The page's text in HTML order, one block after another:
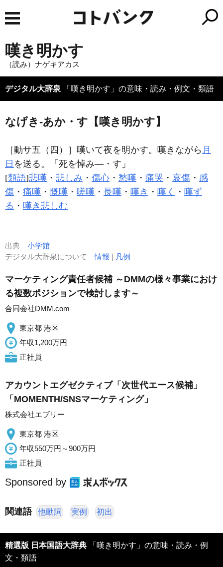
嘆き明かす
（読み）ナゲキアカス
デジタル大辞泉 「嘆き明かす」の意味・読み・例文・類語
なげき‐あか・す【嘆き明かす】
［動サ五（四）］ 嘆いて夜を明かす。嘆きながら 月
日 を送る。「死を悼み―・す」
[類語]悲嘆 ・ 悲しみ ・ 傷心 ・ 愁嘆 ・ 痛哭 ・ 哀傷 ・ 感
傷 ・ 痛嘆 ・慨嘆 ・ 嗟嘆 ・ 長嘆 ・ 嘆き ・ 嘆く ・ 嘆ず
る ・ 嘆き悲しむ
出典 小学館
デジタル大辞泉について情報 | 凡例
マーケティング責任者候補 ～DMMの様々事業におけ
る複数ポジションで検討します～
合同会社DMM.com
東京都 港区
年収1,200万円
正社員
アカウントエグゼクティブ「次世代エース候補」
「MOMENTH/SNSマーケティング」
株式会社エブリー
東京都 港区
年収550万円～900万円
正社員
Sponsored by
関連語 他動詞 実例 初出
精選版 日本国語大辞典 「嘆き明かす」の意味・読み・例
文・類語